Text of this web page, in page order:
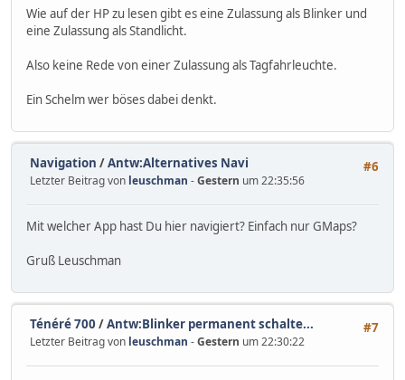
Wie auf der HP zu lesen gibt es eine Zulassung als Blinker und
eine Zulassung als Standlicht.
Also keine Rede von einer Zulassung als Tagfahrleuchte.
Ein Schelm wer böses dabei denkt.
#6
Navigation /Antw:Alternatives Navi
Letzter Beitrag von leuschman -Gestern um 22:35:56
Mit welcher App hast Du hier navigiert? Einfach nur GMaps?
Gruß Leuschman
#7
Ténéré 700 /Antw:Blinker permanent schalte...
Letzter Beitrag von leuschman -Gestern um 22:30:22